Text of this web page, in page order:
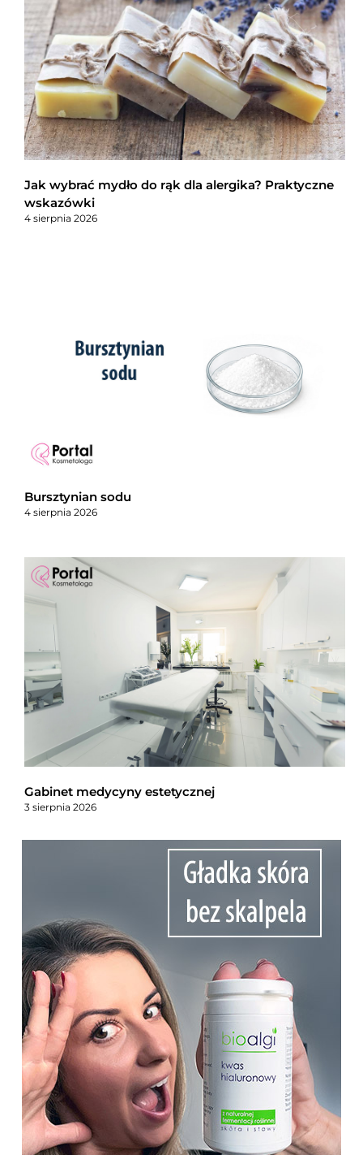
Jak wybrać mydło do rąk dla alergika? Praktyczne
wskazówki
4 sierpnia 2026
Bursztynian sodu
4 sierpnia 2026
Gabinet medycyny estetycznej
3 sierpnia 2026